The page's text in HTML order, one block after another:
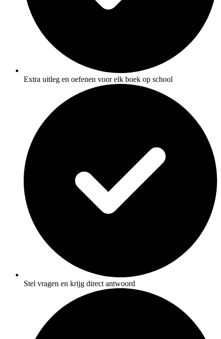
Extra uitleg en oefenen voor elk boek op school
Stel vragen en krijg direct antwoord